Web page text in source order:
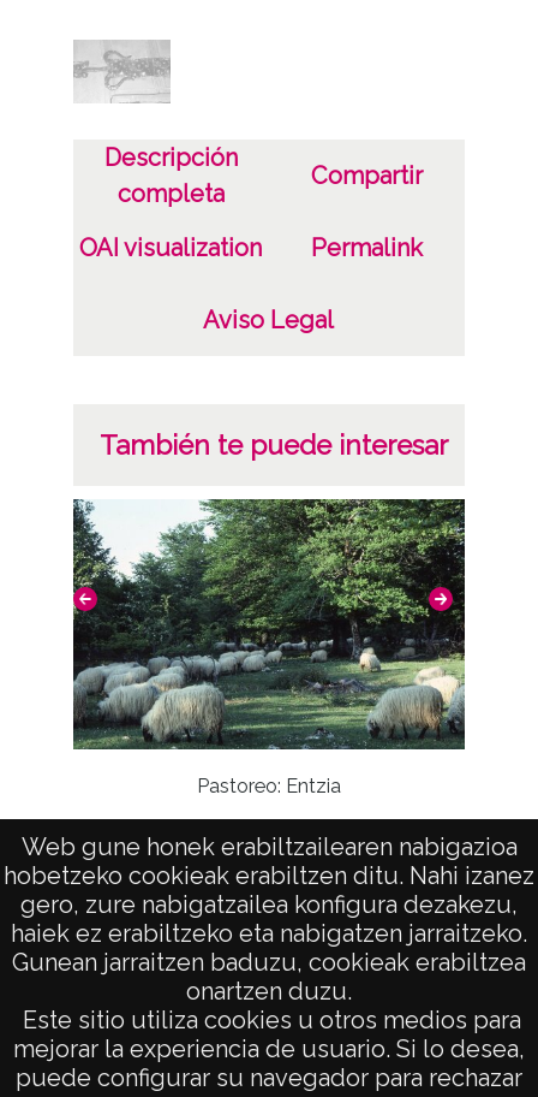
Web gune honek erabiltzailearen nabigazioa
hobetzeko cookieak erabiltzen ditu. Nahi izanez
gero, zure nabigatzailea konfigura dezakezu,
haiek ez erabiltzeko eta nabigatzen jarraitzeko.
Gunean jarraitzen baduzu, cookieak erabiltzea
onartzen duzu.
Este sitio utiliza cookies u otros medios para
mejorar la experiencia de usuario. Si lo desea,
puede configurar su navegador para rechazar
Lugar
Tobillas
Notas
Iglesia
Licencia de las imágenes
Descripción
completa
Compartir
OAI visualization Permalink
Aviso Legal
También te puede interesar
Pastoreo: Entzia
AVISO LEGAL
POLÍTICA DE PRIVACIDAD
ACCESIBILIDAD